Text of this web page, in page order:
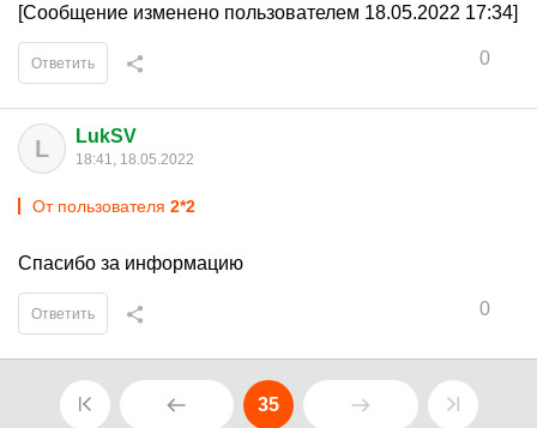
[Сообщение изменено пользователем 18.05.2022 17:34]
0
Ответить
L LukSV
18:41, 18.05.2022
От пользователя 2*2
Спасибо за информацию
0
Ответить
35